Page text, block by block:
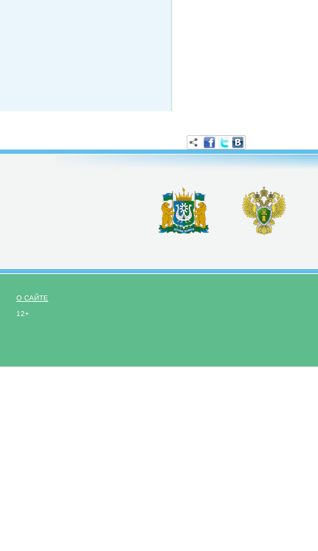
О САЙТЕ
12+